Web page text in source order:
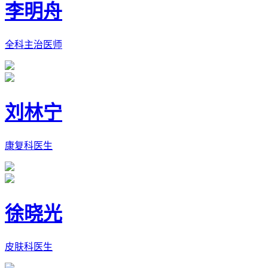
李明舟
全科主治医师
刘林宁
康复科医生
徐晓光
皮肤科医生